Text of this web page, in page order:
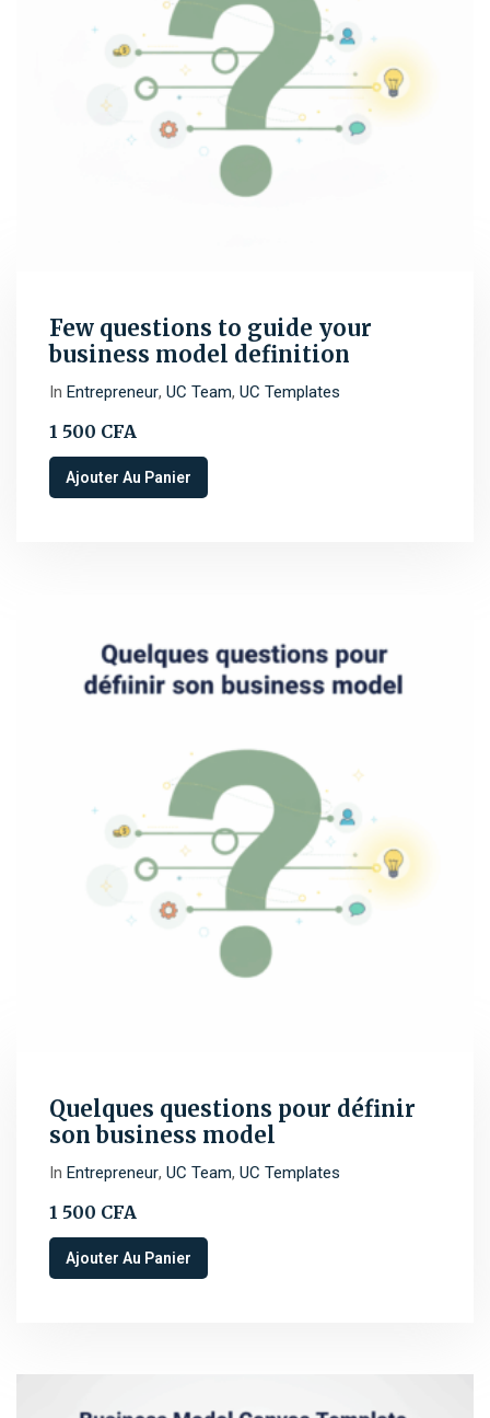
Few questions to guide your
business model definition
In Entrepreneur, UC Team, UC Templates
1 500 CFA
Ajouter Au Panier
Quelques questions pour définir
son business model
In Entrepreneur, UC Team, UC Templates
1 500 CFA
Ajouter Au Panier